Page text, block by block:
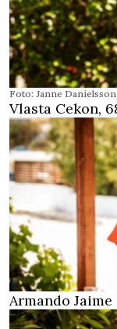
Foto: Janne
Vlasta Cekon,
Armando